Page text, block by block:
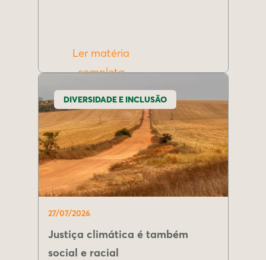
Ler matéria
completa
DIVERSIDADE E INCLUSÃO
27/07/2026
Justiça climática é também
social e racial